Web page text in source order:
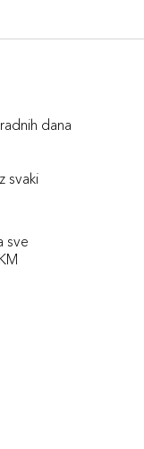
dana
svaki
sve